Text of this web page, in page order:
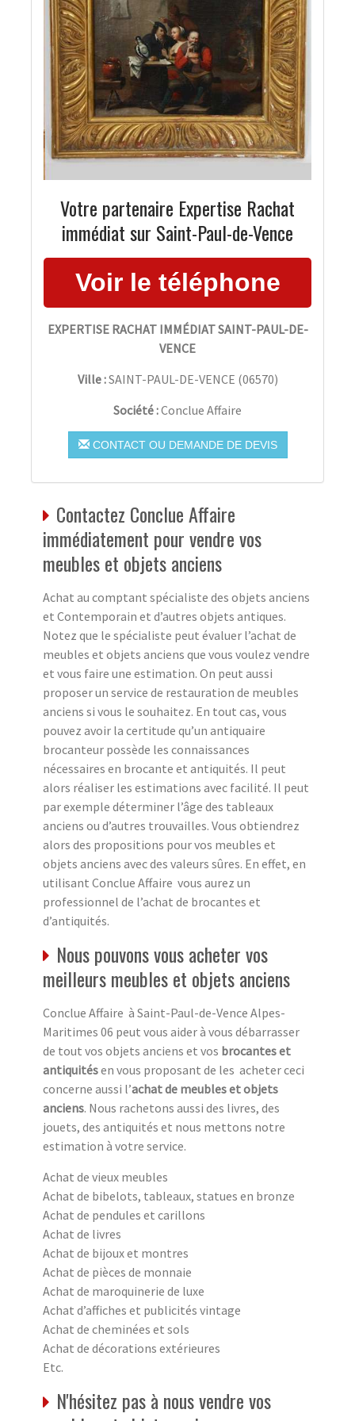
Votre partenaire Expertise Rachat
immédiat sur Saint-Paul-de-Vence
EXPERTISE RACHAT IMMÉDIAT SAINT-PAUL-DE-
VENCE
Ville :SAINT-PAUL-DE-VENCE (06570)
Société :Conclue Affaire
CONTACT OU DEMANDE DE DEVIS
Contactez Conclue Affaire
immédiatement pour vendre vos
meubles et objets anciens
Achat au comptant spécialiste des objets anciens
et Contemporain et d’autres objets antiques.
Notez que le spécialiste peut évaluer l’achat de
meubles et objets anciens que vous voulez vendre
et vous faire une estimation. On peut aussi
proposer un service de restauration de meubles
anciens si vous le souhaitez. En tout cas, vous
pouvez avoir la certitude qu’un antiquaire
brocanteur possède les connaissances
nécessaires en brocante et antiquités. Il peut
alors réaliser les estimations avec facilité. Il peut
par exemple déterminer l’âge des tableaux
anciens ou d’autres trouvailles. Vous obtiendrez
alors des propositions pour vos meubles et
objets anciens avec des valeurs sûres. En effet, en
utilisant Conclue Affaire vous aurez un
professionnel de l’achat de brocantes et
d’antiquités.
Nous pouvons vous acheter vos
meilleurs meubles et objets anciens
Conclue Affaire à Saint-Paul-de-Vence Alpes-
Maritimes 06 peut vous aider à vous débarrasser
de tout vos objets anciens et vos brocantes et
antiquitésen vous proposant de les acheter ceci
concerne aussi l’achat de meubles et objets
anciens. Nous rachetons aussi des livres, des
jouets, des antiquités et nous mettons notre
estimation à votre service.
Achat de vieux meubles
Achat de bibelots, tableaux, statues en bronze
Achat de pendules et carillons
Achat de livres
Achat de bijoux et montres
Achat de pièces de monnaie
Achat de maroquinerie de luxe
Achat d’affiches et publicités vintage
Achat de cheminées et sols
Achat de décorations extérieures
Etc.
N'hésitez pas à nous vendre vos